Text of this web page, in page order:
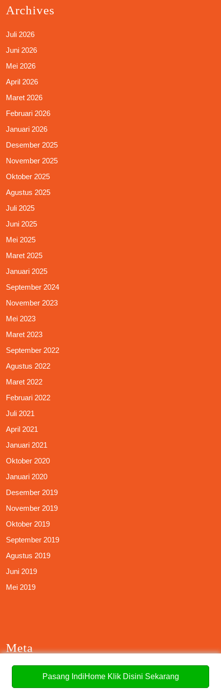
Archives
Juli 2026
Juni 2026
Mei 2026
April 2026
Maret 2026
Februari 2026
Januari 2026
Desember 2025
November 2025
Oktober 2025
Agustus 2025
Juli 2025
Juni 2025
Mei 2025
Maret 2025
Januari 2025
September 2024
November 2023
Mei 2023
Maret 2023
September 2022
Agustus 2022
Maret 2022
Februari 2022
Juli 2021
April 2021
Januari 2021
Oktober 2020
Januari 2020
Desember 2019
November 2019
Oktober 2019
September 2019
Agustus 2019
Juni 2019
Mei 2019
Meta
Pasang IndiHome Klik Disini Sekarang